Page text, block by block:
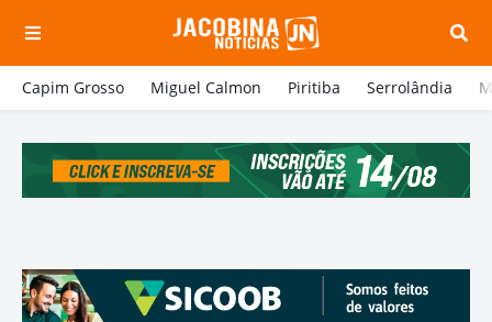
Capim Grosso Miguel Calmon Piritiba Serrolândia